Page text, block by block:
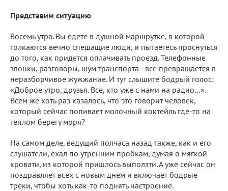
Представим ситуацию
Восемь утра. Вы едете в душной маршрутке, в которой
толкаются вечно спешащие люди, и пытаетесь проснуться
до того, как придется оплачивать проезд. Телефонные
звонки, разговоры, шум транспорта - все превращается в
неразборчивое жужжание. И тут слышите бодрый голос:
«Доброе утро, друзья. Все, кто уже с нами на радио…».
Всем же хоть раз казалось, что это говорит человек,
который сейчас попивает молочный коктейль где-то на
теплом берегу моря?
На самом деле, ведущий полчаса назад также, как и его
слушатели, ехал по утренним пробкам, думая о мягкой
кровати, из которой пришлось выползти. А уже сейчас он
поздравляет всех с новым днем и включает бодрые
треки, чтобы хоть как-то поднять настроение.